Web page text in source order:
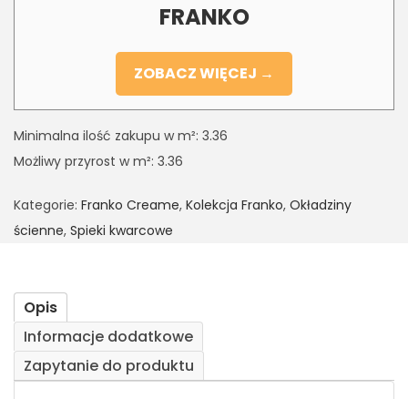
FRANKO
ZOBACZ WIĘCEJ →
Minimalna ilość zakupu w m²: 3.36
Możliwy przyrost w m²: 3.36
Kategorie: Franko Creame, Kolekcja Franko, Okładziny
ścienne, Spieki kwarcowe
Opis
Informacje dodatkowe
Zapytanie do produktu